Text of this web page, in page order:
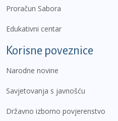
Proračun Sabora
Edukativni centar
Korisne poveznice
Narodne novine
Savjetovanja s javnošću
Državno izborno povjerenstvo